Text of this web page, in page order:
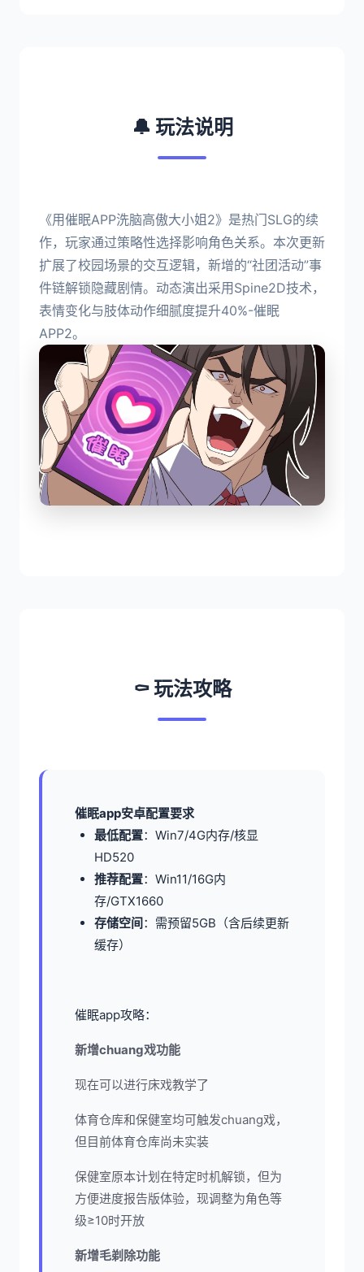
🔔 玩法说明
《用催眠APP洗脑高傲大小姐2》是热门SLG的续
作，玩家通过策略性选择影响角色关系。本次更新
扩展了校园场景的交互逻辑，新增的“社团活动”事
件链解锁隐藏剧情。动态演出采用Spine2D技术，
表情变化与肢体动作细腻度提升40%-催眠
APP2。
⚰️ 玩法攻略
催眠app安卓配置要求
​最低配置​​：Win7/4G内存/核显
HD520
​推荐配置​​：Win11/16G内
存/GTX1660
​存储空间​​：需预留5GB（含后续更新
缓存）
催眠app攻略：
新增chuang戏功能
现在可以进行床戏教学了
体育仓库和保健室均可触发chuang戏，
但目前体育仓库尚未实装
保健室原本计划在特定时机解锁，但为
方便进度报告版体验，现调整为角色等
级≥10时开放
新增毛剃除功能